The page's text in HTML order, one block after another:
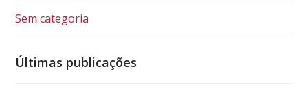
Sem categoria
Últimas publicações